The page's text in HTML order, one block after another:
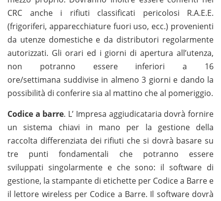
CRC anche i rifiuti classificati pericolosi R.A.E.E.
(frigoriferi, apparecchiature fuori uso, ecc.) provenienti
da utenze domestiche e da distributori regolarmente
autorizzati. Gli orari ed i giorni di apertura all’utenza,
non potranno essere inferiori a 16
ore/settimana suddivise in almeno 3 giorni e dando la
possibilità di conferire sia al mattino che al pomeriggio.
Codice a barre. L’ Impresa aggiudicataria dovrà fornire
un sistema chiavi in mano per la gestione della
raccolta differenziata dei rifiuti che si dovrà basare su
tre punti fondamentali che potranno essere
sviluppati singolarmente e che sono: il software di
gestione, la stampante di etichette per Codice a Barre e
il lettore wireless per Codice a Barre. Il software dovrà